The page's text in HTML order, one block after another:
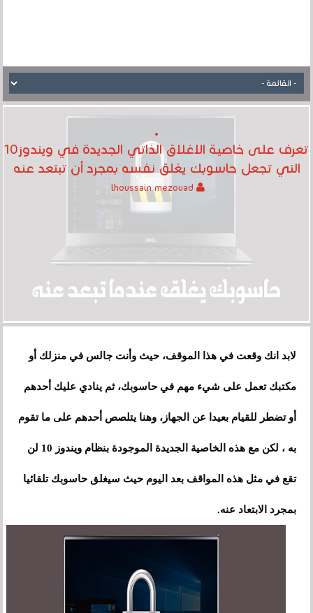
تعرف على خاصية الاغلاق الذاتي الجديدة في ويندوز10‎
التي تجعل حاسوبك يغلق نفسه بمجرد أن تبتعد عنه
لابد انك وقعت في هذا الموقف، حيث وأنت جالس في منزلك أو
مكتبك تعمل على شيء مهم في حاسوبك، ثم ينادي عليك أحدهم
أو تضطر للقيام بعيدا عن الجهاز، وهنا يتلصص أحدهم على ما تقوم
به ، لكن مع هذه الخاصية الجديدة الموجودة بنظام ويندوز 10 لن
تقع في مثل هذه المواقف بعد اليوم حيث سيغلق حاسوبك تلقائيا
بمجرد الابتعاد عنه.